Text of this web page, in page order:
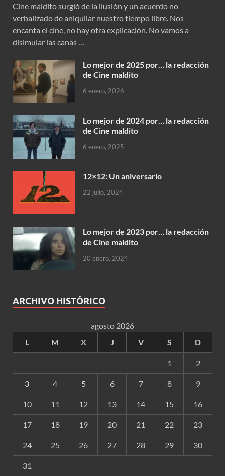
Cine maldito surgió de la ilusión y un acuerdo no
verbalizado de aniquilar nuestro tiempo libre. Nos
encanta el cine, no hay otra explicación. No vamos a
disimular las canas …
Lo mejor de 2025 por… la redacción
de Cine maldito
6 enero, 2026
Lo mejor de 2024 por… la redacción
de Cine maldito
6 enero, 2025
12×12: Un aniversario
22 julio, 2024
Lo mejor de 2023 por… la redacción
de Cine maldito
20 enero, 2024
ARCHIVO HISTÓRICO
agosto 2026
L
M X J V S D
1 2
3 4 5 6 7 8 9
10 11 12 13 14 15 16
17 18 19 20 21 22 23
24 25 26 27 28 29 30
31